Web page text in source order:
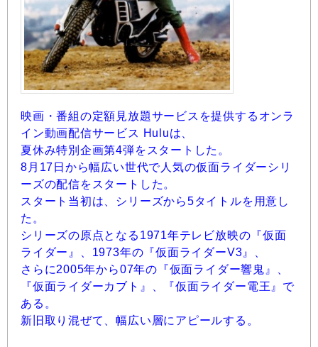
映画・番組の定額見放題サービスを提供するオンラ
イン動画配信サービス Huluは、
夏休み特別企画第4弾をスタートした。
8月17日から幅広い世代で人気の仮面ライダーシリ
ーズの配信をスタートした。
スタート当初は、シリーズから5タイトルを用意し
た。
シリーズの原点となる1971年テレビ放映の『仮面
ライダー』、1973年の『仮面ライダーV3』、
さらに2005年から07年の『仮面ライダー響鬼』、
『仮面ライダーカブト』、『仮面ライダー電王』で
ある。
新旧取り混ぜて、幅広い層にアピールする。